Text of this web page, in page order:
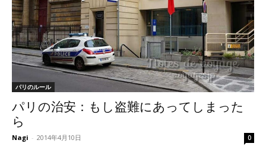
パリのルール
パリの治安：もし盗難にあってしまった
ら
Nagi - 2014年4月10日 0